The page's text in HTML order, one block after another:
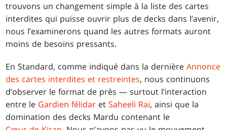
trouvons un changement simple à la liste des cartes
interdites qui puisse ouvrir plus de decks dans l’avenir,
nous l’examinerons quand les autres formats auront
moins de besoins pressants.
En Standard, comme indiqué dans la dernièreAnnonce
des cartes interdites et restreintes, nous continuons
d’observer le format de près — surtout l’interaction
entre le Gardien félidar etSaheeli Rai, ainsi que la
domination des decks Mardu contenant le